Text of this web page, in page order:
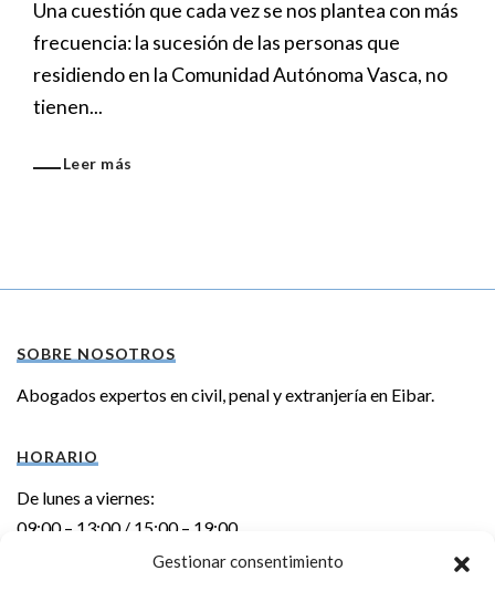
Gestionar consentimiento
Una cuestión que cada vez se nos plantea con más
frecuencia: la sucesión de las personas que
residiendo en la Comunidad Autónoma Vasca, no
tienen...
Leer más
SOBRE NOSOTROS
Abogados expertos en civil, penal y extranjería en Eibar.
HORARIO
De lunes a viernes:
09:00 – 13:00 / 15:00 – 19:00